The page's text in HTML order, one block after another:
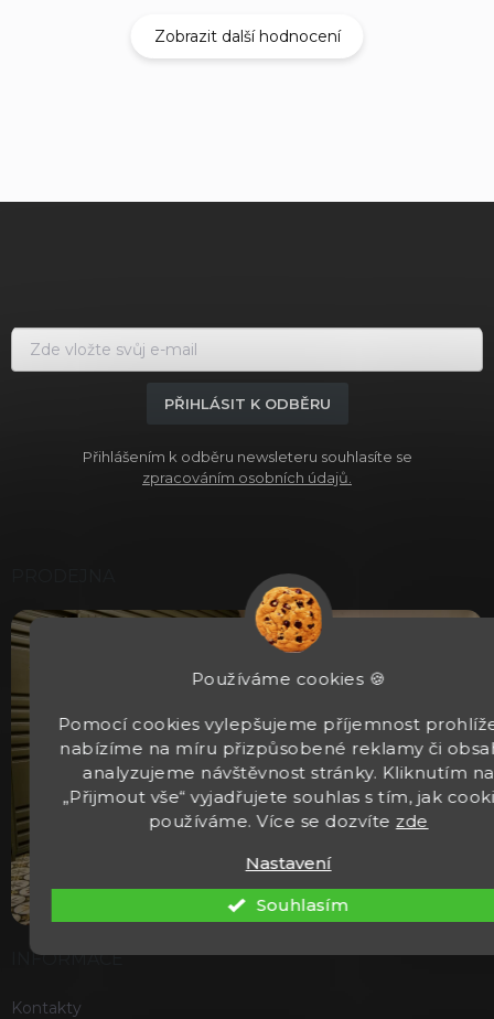
Používáme cookies 🍪
Pomocí cookies vylepšujeme příjemnost
nabízíme na míru přizpůsobené reklamy či
analyzujeme návštěvnost stránky. Kliknutím na
„Přijmout vše“ vyjadřujete souhlas s tím, jak
používáme. Více se dozvíte zde
Nastavení
Souhlasím
Zobrazit další hodnocení
PŘIHLÁSIT K ODBĚRU
Přihlášením k odběru newsleteru souhlasíte se
zpracováním osobních údajů.
INFORMACE
Kontakty